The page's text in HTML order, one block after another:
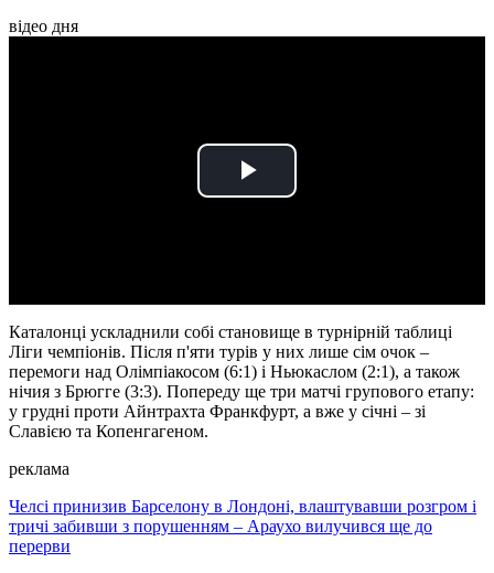
відео дня
Play
Каталонці ускладнили собі становище в турнірній таблиці
Ліги чемпіонів. Після п'яти турів у них лише сім очок –
перемоги над Олімпіакосом (6:1) і Ньюкаслом (2:1), а також
нічия з Брюгге (3:3). Попереду ще три матчі групового етапу:
у грудні проти Айнтрахта Франкфурт, а вже у січні – зі
Славією та Копенгагеном.
реклама
Челсі принизив Барселону в Лондоні, влаштувавши розгром і
тричі забивши з порушенням – Араухо вилучився ще до
перерви